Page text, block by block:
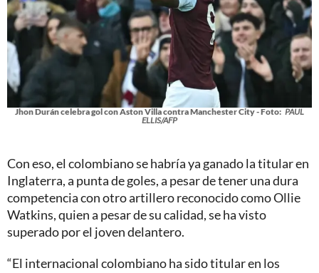
Jhon Durán celebra gol con Aston Villa contra Manchester City - Foto: PAUL
ELLIS/AFP
Con eso, el colombiano se habría ya ganado la titular en
Inglaterra, a punta de goles, a pesar de tener una dura
competencia con otro artillero reconocido como Ollie
Watkins, quien a pesar de su calidad, se ha visto
superado por el joven delantero.
“El internacional colombiano ha sido titular en los